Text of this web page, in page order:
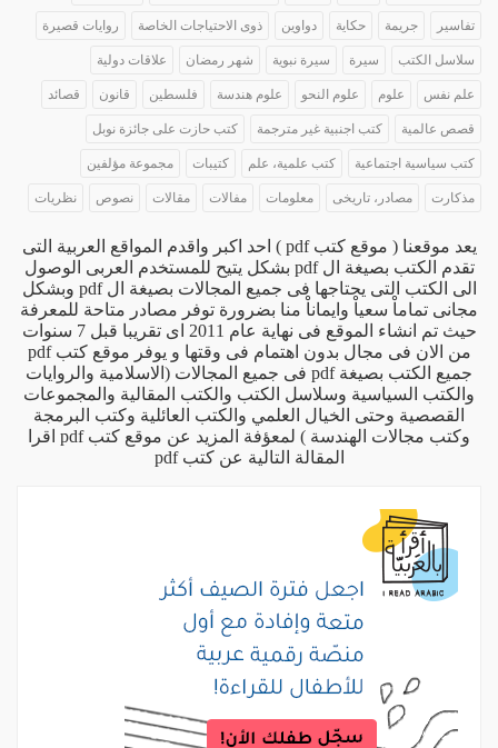
تفاسير جريمة حكاية دواوين ذوى الاحتياجات الخاصة روايات قصيرة
سلاسل الكتب سيرة سيرة نبوية شهر رمضان علاقات دولية
علم نفس علوم علوم النحو علوم هندسة فلسطين قانون قصائد
قصص عالمية كتب اجنبية غير مترجمة كتب حازت على جائزة نوبل
كتب سياسية اجتماعية كتب علمية، علم كتيبات مجموعة مؤلفين
مذكارت مصادر، تاريخى معلومات مفالات مقالات نصوص نظريات
يعد موقعنا ( موقع كتب pdf ) احد اكبر واقدم المواقع العربية التى
تقدم الكتب بصيغة ال pdf بشكل يتيح للمستخدم العربى الوصول
الى الكتب التى يحتاجها فى جميع المجالات بصيغة ال pdf وبشكل
مجانى تماماْ سعياْ وايماناْ منا بضرورة توفر مصادر متاحة للمعرفة
حيث تم انشاء الموقع فى نهاية عام 2011 اى تقريبا قبل 7 سنوات
من الان فى مجال بدون اهتمام فى وقتها و يوفر موقع كتب pdf
جميع الكتب بصيغة pdf فى جميع المجالات (الاسلامية والروايات
والكتب السياسية وسلاسل الكتب والكتب المقالية والمجموعات
القصصية وحتى الخيال العلمي والكتب العائلية وكتب البرمجة
وكتب مجالات الهندسة ) لمعؤفة المزيد عن موقع كتب pdf اقرا
المقالة التالية عن كتب pdf